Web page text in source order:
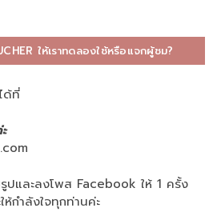
ให้เราทดลองใช้หรือแจกผู้ชม?
ด้ที่
ปและลงโพส Facebook ให้ 1 ครั้ง
กำลังใจทุกท่านค่ะ